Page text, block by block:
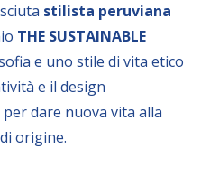
stilista peruviana
THE SUSTAINABLE
e uno stile di vita etico
e il design
dare nuova vita alla
origine.